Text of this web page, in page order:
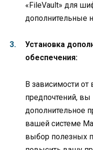
«FileVault» для
дополнительные
Установка
обеспечения:
В зависимости от
предпочтений, вы
дополнительное
вашей системе
выбор полезных